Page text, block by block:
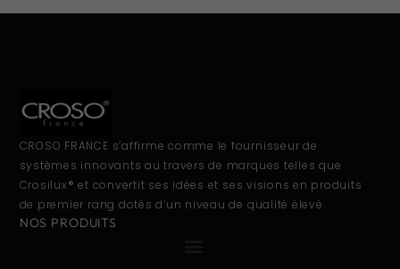
CROSO FRANCE s’affirme comme le fournisseur de
systèmes innovants au travers de marques telles que
Crosilux® et convertit ses idées et ses visions en produits
de premier rang dotés d’un niveau de qualité élevé.
NOS PRODUITS